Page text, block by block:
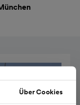
Über Cookies